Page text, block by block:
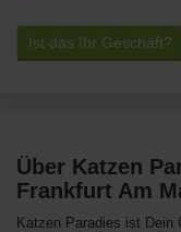
Ist das Ihr Geschäft?
Über Katzen
Frankfurt Am
Katzen Paradies ist Dein